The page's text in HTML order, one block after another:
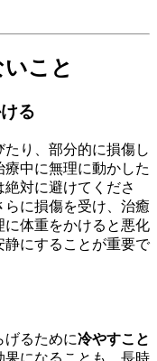
こと
る
り、部分的に損傷し
中に無理に動かした
絶対に避けてくださ
に損傷を受け、治癒
体重をかけると悪化
静にすることが重要で
げるために冷やすこと